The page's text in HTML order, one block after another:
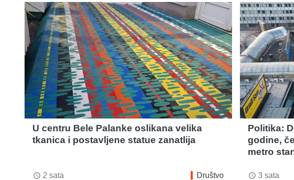
U centru Bele Palanke oslikana velika
tkanica i postavljene statue zanatlija
access_time 2 sata Društvo
Politika:
godine,
metro
access_time 3 sata